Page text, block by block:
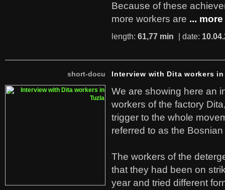
Because of these
more workers are ... more
length: 61,77 min | date:
short-docu Interview with Dita workers in
We are showing here an
workers of the factory
trigger to the whole
referred to as the
The workers of the
that they had been on
year and tried different